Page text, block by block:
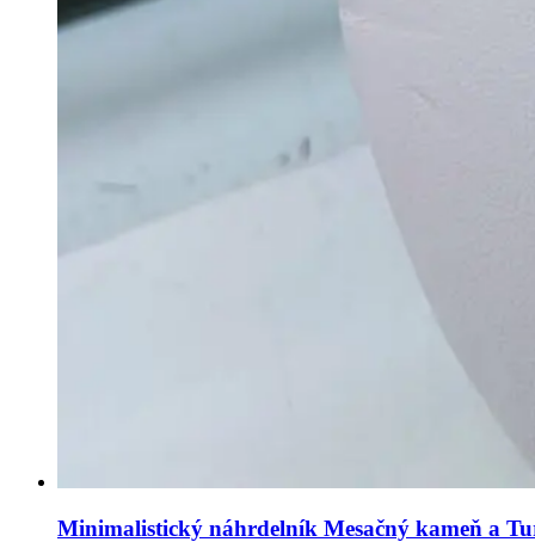
Minimalistický náhrdelník Mesačný kameň a